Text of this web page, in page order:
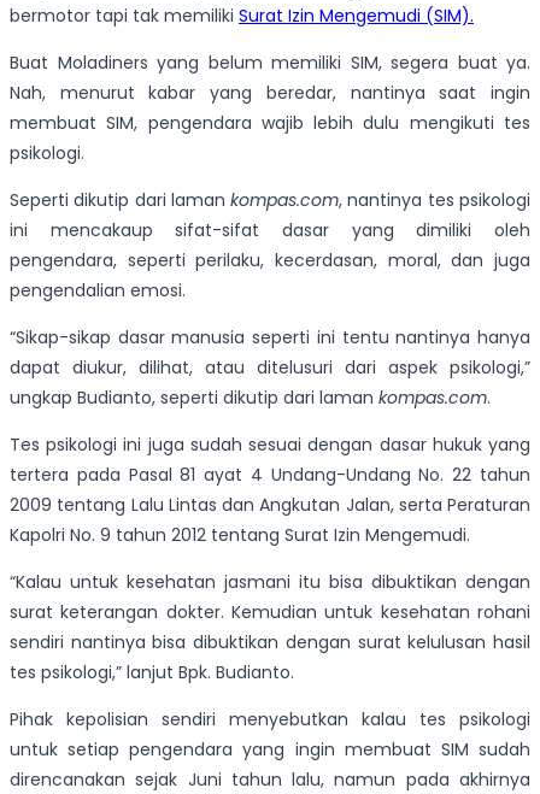
bermotor tapi tak memiliki Surat Izin Mengemudi (SIM).
Buat Moladiners yang belum memiliki SIM, segera buat ya.
Nah, menurut kabar yang beredar, nantinya saat ingin
membuat SIM, pengendara wajib lebih dulu mengikuti tes
psikologi.
Seperti dikutip dari lamankompas.com, nantinya tes psikologi
ini mencakaup sifat-sifat dasar yang dimiliki oleh
pengendara, seperti perilaku, kecerdasan, moral, dan juga
pengendalian emosi.
“Sikap-sikap dasar manusia seperti ini tentu nantinya hanya
dapat diukur, dilihat, atau ditelusuri dari aspek psikologi,”
ungkap Budianto, seperti dikutip dari laman kompas.com.
Tes psikologi ini juga sudah sesuai dengan dasar hukuk yang
tertera pada Pasal 81 ayat 4 Undang-Undang No. 22 tahun
2009 tentang Lalu Lintas dan Angkutan Jalan, serta Peraturan
Kapolri No. 9 tahun 2012 tentang Surat Izin Mengemudi.
“Kalau untuk kesehatan jasmani itu bisa dibuktikan dengan
surat keterangan dokter. Kemudian untuk kesehatan rohani
sendiri nantinya bisa dibuktikan dengan surat kelulusan hasil
tes psikologi,” lanjut Bpk. Budianto.
Pihak kepolisian sendiri menyebutkan kalau tes psikologi
untuk setiap pengendara yang ingin membuat SIM sudah
direncanakan sejak Juni tahun lalu, namun pada akhirnya